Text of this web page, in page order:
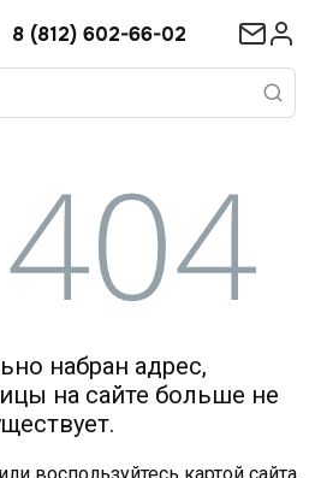
8 (812) 602-66-02
набран адрес,
на сайте больше не